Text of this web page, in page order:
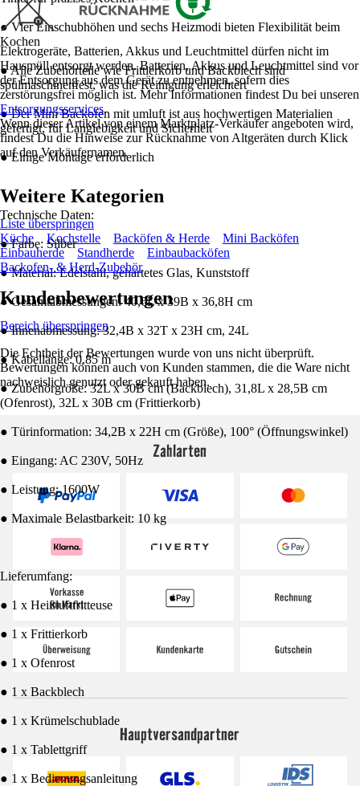
● Vier Einschubhöhen und sechs Heizmodi bieten Flexibilität beim
Kochen
● Alle Zubehörteile wie Frittierkorb und Backblech sind
spülmaschinenfest, was die Reinigung erleichtert
● Der Mini Backofen mit umluft ist aus hochwertigen Materialien
gefertigt, für Langlebigkeit und Sicherheit
● Einige Montage erforderlich
Technische Daten:
● Farbe: Silber
● Material: Edelstahl, gehärtetes Glas, Kunststoff
● Gesamtabmessungen: 40,6L x 39B x 36,8H cm
● Innenabmessung: 32,4B x 32T x 23H cm, 24L
● Kabellänge: 0,85 m
● Zubehörgröße: 32L x 30B cm (Backblech), 31,8L x 28,5B cm
(Ofenrost), 32L x 30B cm (Frittierkorb)
● Türinformation: 34,2B x 22H cm (Größe), 100° (Öffnungswinkel)
● Eingang: AC 230V, 50Hz
● Leistung: 1600W
● Maximale Belastbarkeit: 10 kg
Lieferumfang:
● 1 x Heißluftfritteuse
● 1 x Frittierkorb
● 1 x Ofenrost
● 1 x Backblech
● 1 x Krümelschublade
● 1 x Tablettgriff
● 1 x Bedienungsanleitung
Elektrogeräte, Batterien, Akkus und Leuchtmittel dürfen nicht im
Hausmüll entsorgt werden. Batterien, Akkus und Leuchtmittel sind vor
der Entsorgung aus dem Gerät zu entnehmen, sofern dies
zerstörungsfrei möglich ist. Mehr Informationen findest Du bei unseren
Entsorgungsservices.
Wenn dieser Artikel von einem Marktplatz-Verkäufer angeboten wird,
findest Du die Hinweise zur Rücknahme von Altgeräten durch Klick
auf den Verkäufernamen.
Weitere Kategorien
Liste überspringen
Küche
Kochstelle Backöfen & Herde
Mini Backöfen
Einbauherde
Standherde
Einbaubacköfen
Backofen- & Herd-Zubehör
Kundenbewertungen
Bereich überspringen
Die Echtheit der Bewertungen wurde von uns nicht überprüft.
Bewertungen können auch von Kunden stammen, die die Ware nicht
nachweislich genutzt oder gekauft haben.
Zahlarten
Hauptversandpartner